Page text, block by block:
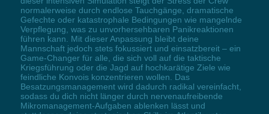
normalerweise durch endlose Tauchgänge, dramatische
Gefechte oder katastrophale Bedingungen wie mangelnde
Verpflegung, was zu unvorhersehbaren Panikreaktionen
führen kann. Mit dieser Anpassung bleibt deine
Mannschaft jedoch stets fokussiert und einsatzbereit – ein
Game-Changer für alle, die sich voll auf die taktische
Kriegsführung oder die Jagd auf hochkarätige Ziele wie
feindliche Konvois konzentrieren wollen. Das
Besatzungsmanagement wird dadurch radikal vereinfacht,
sodass du dich nicht länger durch nervenaufreibende
Mikromanagement-Aufgaben ablenken lässt und